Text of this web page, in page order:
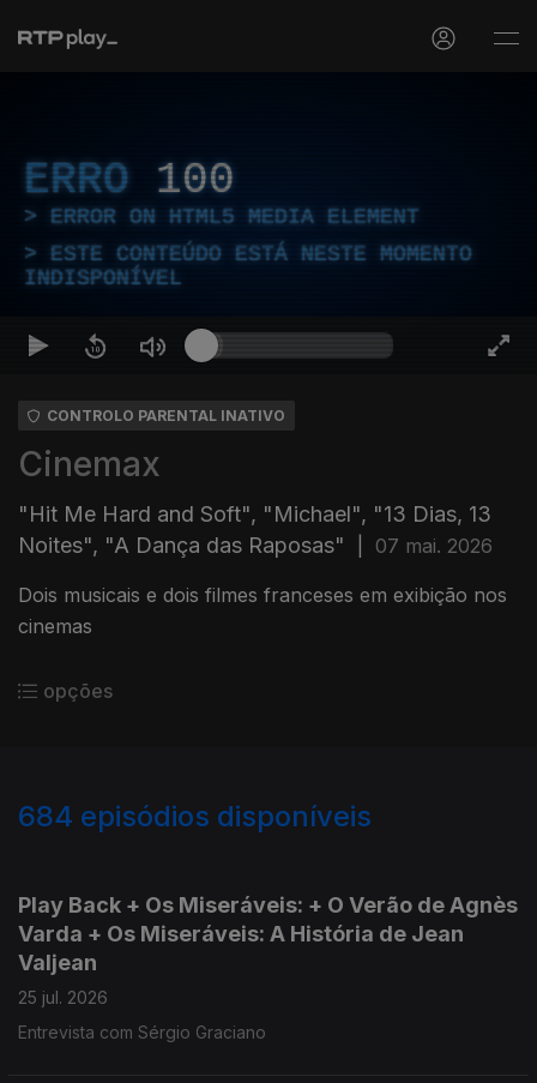
ERRO 100
ERROR ON HTML5 MEDIA ELEMENT
ESTE CONTEÚDO ESTÁ NESTE MOMENTO
INDISPONÍVEL
CONTROLO PARENTAL INATIVO
Cinemax
"Hit Me Hard and Soft", "Michael", "13 Dias, 13
Noites", "A Dança das Raposas"
07 mai. 2026
Dois musicais e dois filmes franceses em exibição nos
cinemas
opções
684 episódios disponíveis
Play Back + Os Miseráveis: + O Verão de Agnès
Varda + Os Miseráveis: A História de Jean
Valjean
25 jul. 2026
Entrevista com Sérgio Graciano